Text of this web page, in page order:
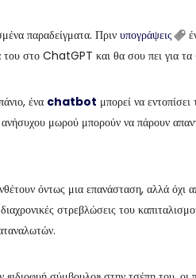
παραδείγματα. Πριν υπογράψεις
του στο ChatGPT και θα σου πει για τα
ένα chatbot μπορεί να
μωρού μπορούν να πάρουν
όντως μια επανάσταση, αλλά όχι
διαχρονικές στρεβλώσεις του